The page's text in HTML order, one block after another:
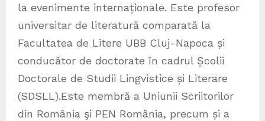
la evenimente internaționale. Este profesor
universitar de literatură comparată la
Facultatea de Litere UBB Cluj-Napoca și
conducător de doctorate în cadrul Școlii
Doctorale de Studii Lingvistice și Literare
(SDSLL).Este membră a Uniunii Scriitorilor
din România şi PEN România, precum și a